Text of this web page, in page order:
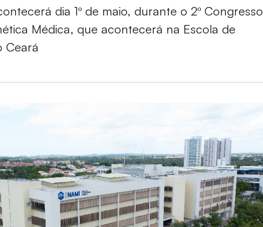
dia 1º de maio, durante o 2º Congresso
Médica, que acontecerá na Escola de
Ceará